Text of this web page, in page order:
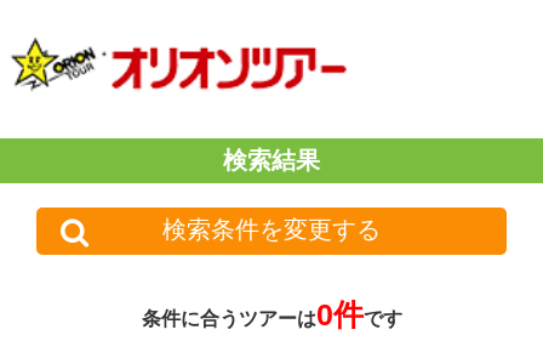
検索結果
検索条件を変更する
条件に合うツアーは0件です